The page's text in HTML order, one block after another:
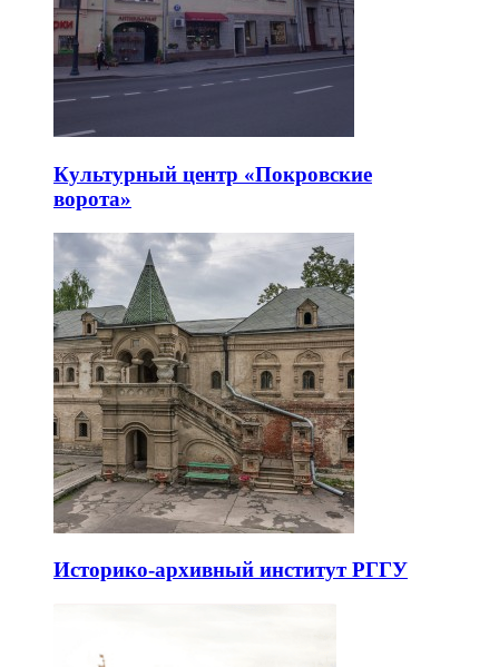
Культурный центр «Покровские
ворота»
Историко-архивный институт РГГУ